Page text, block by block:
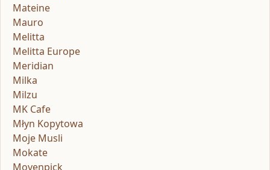
Mateine
Mauro
Melitta
Melitta Europe
Meridian
Milka
Milzu
MK Cafe
Młyn Kopytowa
Moje Musli
Mokate
Movenpick